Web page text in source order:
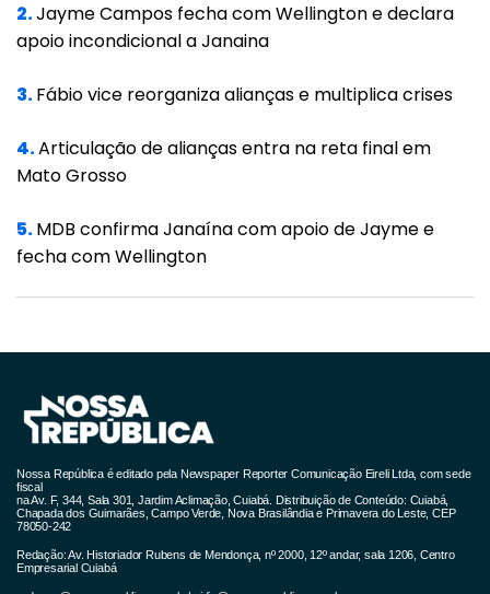
2.Jayme Campos fecha com Wellington e declara
apoio incondicional a Janaina
3.Fábio vice reorganiza alianças e multiplica crises
4.Articulação de alianças entra na reta final em
Mato Grosso
5.MDB confirma Janaína com apoio de Jayme e
fecha com Wellington
Nossa República é editado pela Newspaper Reporter Comunicação Eireli Ltda, com sede
fiscal
na Av. F, 344, Sala 301, Jardim Aclimação, Cuiabá. Distribuição de Conteúdo: Cuiabá,
Chapada dos Guimarães, Campo Verde, Nova Brasilândia e Primavera do Leste, CEP
78050-242
Redação: Av. Historiador Rubens de Mendonça, nº 2000, 12º andar, sala 1206, Centro
Empresarial Cuiabá